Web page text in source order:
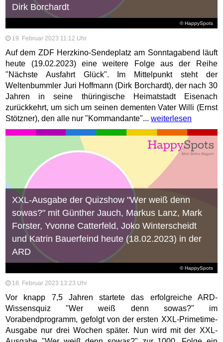
© HappySpots
Dirk Borchardt
19. Februar 2023 11:12 Uhr
Auf dem ZDF Herzkino-Sendeplatz am Sonntagabend läuft
heute (19.02.2023) eine weitere Folge aus der Reihe
"Nächste Ausfahrt Glück". Im Mittelpunkt steht der
Weltenbummler Juri Hoffmann (Dirk Borchardt), der nach 30
Jahren in seine thüringische Heimatstadt Eisenach
zurückkehrt, um sich um seinen dementen Vater Willi (Ernst
Stötzner), den alle nur "Kommandante"...weiterlesen
© HappySpots
XXL-Ausgabe der Quizshow "Wer weiß denn
sowas?" mit Günther Jauch, Markus Lanz, Mark
Forster, Yvonne Catterfeld, Joko Winterscheidt
und Katrin Bauerfeind heute (18.02.2023) in der
ARD
18. Februar 2023 13:23 Uhr
Vor knapp 7,5 Jahren startete das erfolgreiche ARD-
Wissensquiz "Wer weiß denn sowas?" im
Vorabendprogramm, gefolgt von der ersten XXL-Primetime-
Ausgabe nur drei Wochen später. Nun wird mit der XXL-